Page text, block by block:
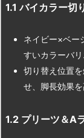
1.1バイカラー切
ネイビー×ベー
すいカラーバリ
切り替え位置
せ、脚長効果を
1.2 プリーツ＆A